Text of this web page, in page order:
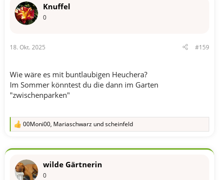
Knuffel
0
18. Okt. 2025 #159
Wie wäre es mit buntlaubigen Heuchera?
Im Sommer könntest du die dann im Garten
"zwischenparken"
R
k
o
00Moni00, Mariaschwarz undscheinfeld
wilde Gärtnerin
0